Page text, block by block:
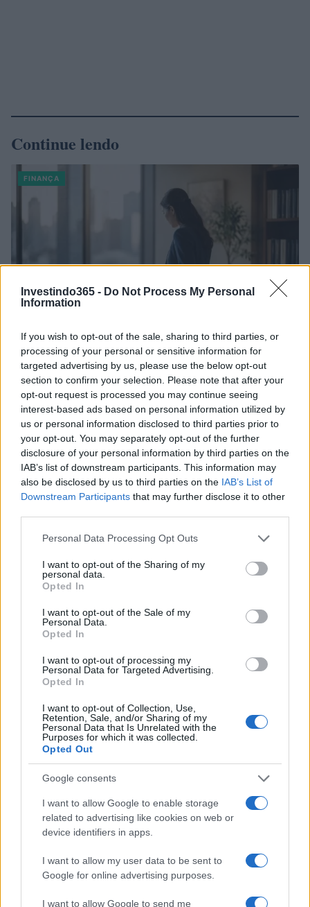
Investindo365 - Do Not Process My Personal
Information
If you wish to opt-out of the sale, sharing to third parties, or
processing of your personal or sensitive information for
targeted advertising by us, please use the below opt-out
section to confirm your selection. Please note that after your
opt-out request is processed you may continue seeing
interest-based ads based on personal information utilized by
us or personal information disclosed to third parties prior to
your opt-out. You may separately opt-out of the further
disclosure of your personal information by third parties on the
IAB’s list of downstream participants. This information may
also be disclosed by us to third parties on the IAB’s List of
Downstream Participants that may further disclose it to other
Please note that this website/app uses one or more Google
not limited to your visit or usage behaviour. You may click to
grant or deny consent to Google and its third-party tags to
use your data for below specified purposes in below Google
consent section.
Personal Data Processing Opt Outs
I want to opt-out of the Sharing of my
personal data.
Opted In
I want to opt-out of the Sale of my
Personal Data.
Opted In
I want to opt-out of processing my
Personal Data for Targeted Advertising.
Opted In
I want to opt-out of Collection, Use,
Retention, Sale, and/or Sharing of my
Personal Data that Is Unrelated with the
Purposes for which it was collected.
Opted Out
Google consents
I want to allow Google to enable storage
related to advertising like cookies on web or
device identifiers in apps.
I want to allow my user data to be sent to
Google for online advertising purposes.
I want to allow Google to send me
Continue lendo
FINANÇA
Rendimentos de R$ 10 mil em diferentes investimentos com a
Selic a 14%
Bruno Costa · 7 ago 2026
FINANÇA
Retiradas da caderneta de poupança superam depósitos em R$
7,152 bilhões
FINANÇA
Autoridades do Fed avaliam impacto dos investimentos